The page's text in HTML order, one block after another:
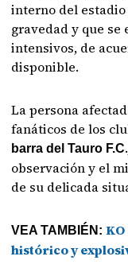
interno del estadio
gravedad y que
intensivos, de
disponible.
La persona
fanáticos de los
barra del Tauro F.C
observación y el
de su delicada
VEA TAMBIÉN:
histórico y